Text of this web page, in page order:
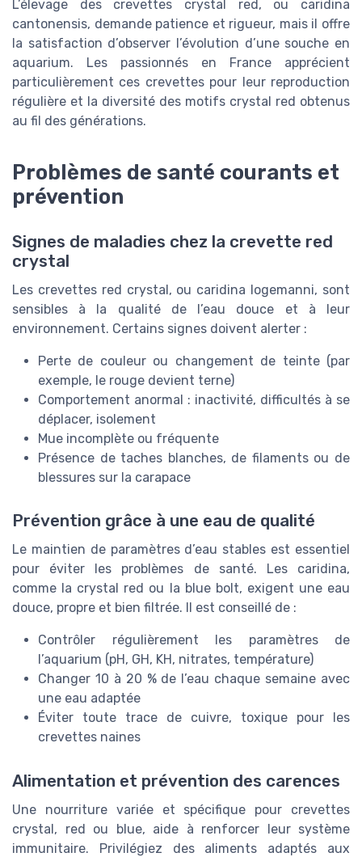
L’élevage des crevettes crystal red, ou caridina
cantonensis, demande patience et rigueur, mais il offre
la satisfaction d’observer l’évolution d’une souche en
aquarium. Les passionnés en France apprécient
particulièrement ces crevettes pour leur reproduction
régulière et la diversité des motifs crystal red obtenus
au fil des générations.
Problèmes de santé courants et
prévention
Signes de maladies chez la crevette red
crystal
Les crevettes red crystal, ou caridina logemanni, sont
sensibles à la qualité de l’eau douce et à leur
environnement. Certains signes doivent alerter :
Perte de couleur ou changement de teinte (par
exemple, le rouge devient terne)
Comportement anormal : inactivité, difficultés à se
déplacer, isolement
Mue incomplète ou fréquente
Présence de taches blanches, de filaments ou de
blessures sur la carapace
Prévention grâce à une eau de qualité
Le maintien de paramètres d’eau stables est essentiel
pour éviter les problèmes de santé. Les caridina,
comme la crystal red ou la blue bolt, exigent une eau
douce, propre et bien filtrée. Il est conseillé de :
Contrôler régulièrement les paramètres de
l’aquarium (pH, GH, KH, nitrates, température)
Changer 10 à 20 % de l’eau chaque semaine avec
une eau adaptée
Éviter toute trace de cuivre, toxique pour les
crevettes naines
Alimentation et prévention des carences
Une nourriture variée et spécifique pour crevettes
crystal, red ou blue, aide à renforcer leur système
immunitaire. Privilégiez des aliments adaptés aux